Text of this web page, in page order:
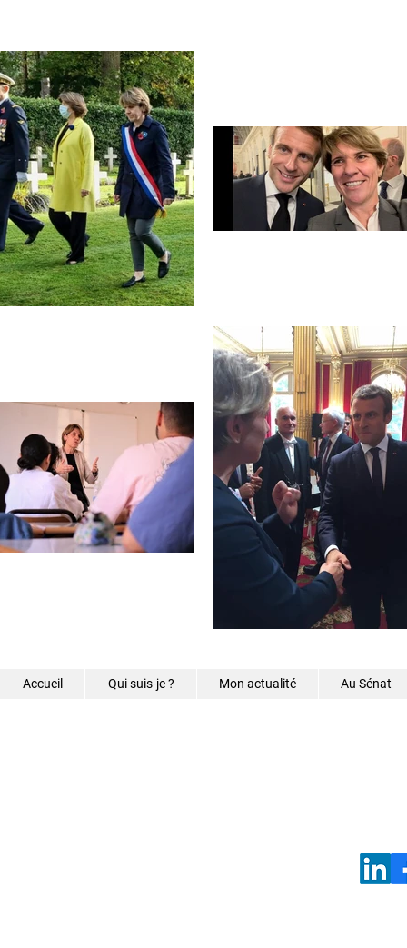
Accueil Qui suis-je ? Mon actualité Au Sénat